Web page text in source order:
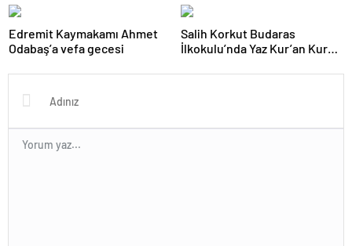
Edremit Kaymakamı Ahmet
Odabaş’a vefa gecesi
Salih Korkut Budaras
İlkokulu’nda Yaz Kur’an Kursu